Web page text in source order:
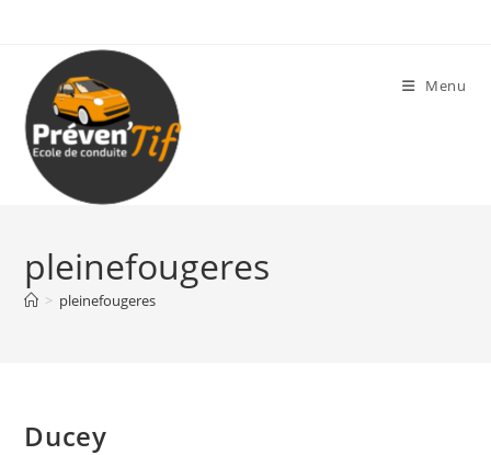
content
Menu
pleinefougeres
> pleinefougeres
Ducey